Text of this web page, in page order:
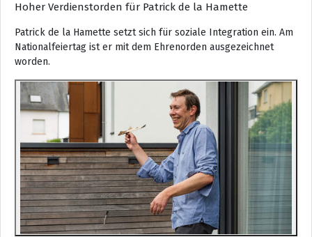
Hoher Verdienstorden für Patrick de la Hamette
Patrick de la Hamette setzt sich für soziale Integration ein. Am
Nationalfeiertag ist er mit dem Ehrenorden ausgezeichnet
worden.